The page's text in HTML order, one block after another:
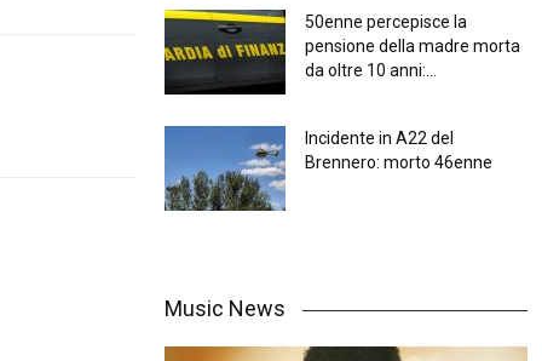
50enne percepisce la
pensione della madre morta
da oltre 10 anni:...
Incidente in A22 del
Brennero: morto 46enne
Music News